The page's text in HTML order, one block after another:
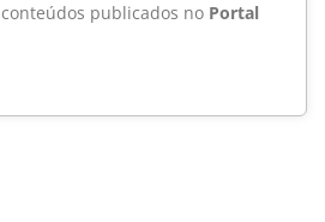
conteúdos publicados no Portal